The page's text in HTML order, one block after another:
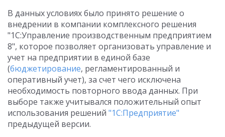
В данных условиях было принято решение о
внедрении в компании комплексного решения
"1С:Управление производственным предприятием
8", которое позволяет организовать управление и
учет на предприятии в единой базе
(бюджетирование, регламентированный и
оперативный учет), за счет чего исключена
необходимость повторного ввода данных. При
выборе также учитывался положительный опыт
использования решений "1С:Предприятие"
предыдущей версии.